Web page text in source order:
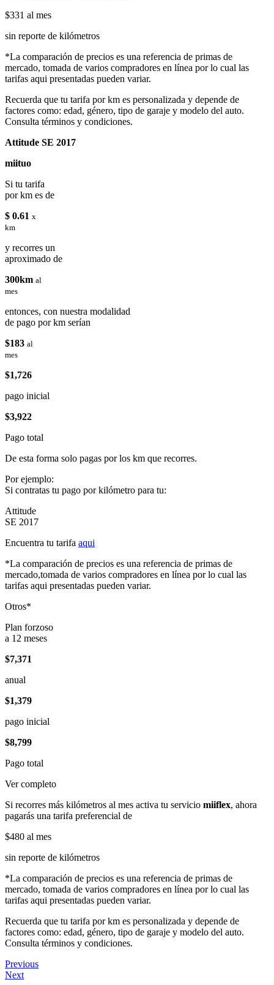
$331 al mes
sin reporte de kilómetros
*La comparación de precios es una referencia de primas de
mercado, tomada de varios compradores en línea por lo cual las
tarifas aqui presentadas pueden variar.
Recuerda que tu tarifa por km es personalizada y depende de
factores como: edad, género, tipo de garaje y modelo del auto.
Consulta términos y condiciones.
Attitude SE 2017
miituo
Si tu tarifa
por km es de
$ 0.61 x
km
y recorres un
aproximado de
300km al
mes
entonces, con nuestra modalidad
de pago por km serían
$183 al
mes
$1,726
pago inicial
$3,922
Pago total
De esta forma solo pagas por los km que recorres.
Por ejemplo:
Si contratas tu pago por kilómetro para tu:
Attitude
SE 2017
Encuentra tu tarifa aqui
*La comparación de precios es una referencia de primas de
mercado,tomada de varios compradores en línea por lo cual las
tarifas aqui presentadas pueden variar.
Otros*
Plan forzoso
a 12 meses
$7,371
anual
$1,379
pago inicial
$8,799
Pago total
Ver completo
Si recorres más kilómetros al mes activa tu servicio miiflex, ahora
pagarás una tarifa preferencial de
$480 al mes
sin reporte de kilómetros
*La comparación de precios es una referencia de primas de
mercado, tomada de varios compradores en línea por lo cual las
tarifas aqui presentadas pueden variar.
Recuerda que tu tarifa por km es personalizada y depende de
factores como: edad, género, tipo de garaje y modelo del auto.
Consulta términos y condiciones.
Previous
Next